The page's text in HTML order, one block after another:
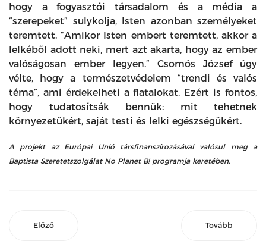
hogy a fogyasztói társadalom és a média a
“szerepeket” sulykolja, Isten azonban személyeket
teremtett. “Amikor Isten embert teremtett, akkor a
lelkéből adott neki, mert azt akarta, hogy az ember
valóságosan ember legyen.” Csomós József úgy
vélte, hogy a természetvédelem “trendi és valós
téma”, ami érdekelheti a fiatalokat. Ezért is fontos,
hogy tudatosítsák bennük: mit tehetnek
környezetükért, saját testi és lelki egészségükért.
A projekt az Európai Unió társfinanszírozásával valósul meg a
Baptista Szeretetszolgálat No Planet B! programja keretében.
Előző Tovább